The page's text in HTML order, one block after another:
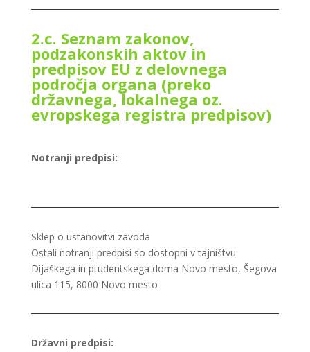
2.c. Seznam zakonov,
podzakonskih aktov in
predpisov EU z delovnega
področja organa (preko
državnega, lokalnega oz.
evropskega registra predpisov)
Notranji predpisi:
Sklep o ustanovitvi zavoda
Ostali notranji predpisi so dostopni v tajništvu
Dijaškega in ptudentskega doma Novo mesto, Šegova
ulica 115, 8000 Novo mesto
Državni predpisi: